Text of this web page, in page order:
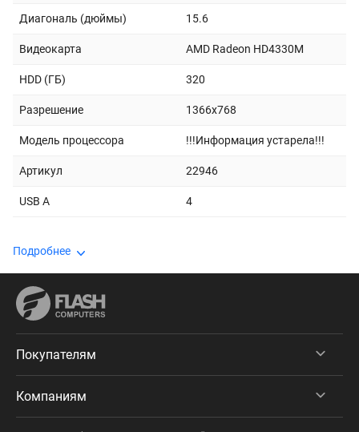
Диагональ (дюймы) 15.6
Видеокарта AMD Radeon HD4330M
HDD (ГБ) 320
Разрешение 1366x768
Модель процессора !!!Информация устарела!!!
Артикул 22946
USB A 4
Подробнее
Покупателям
Компаниям